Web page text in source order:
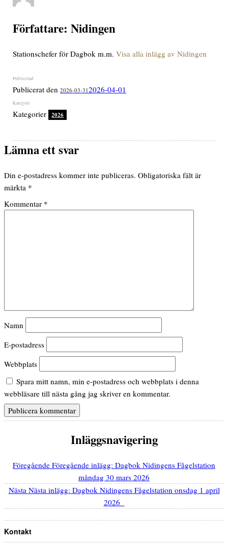
Författare: Nidingen
Stationschefer för Dagbok m.m.Visa alla inlägg av Nidingen
Publicerat den2026-03-312026-04-01
Kategorier 2026
Lämna ett svar
Din e-postadress kommer inte publiceras. Obligatoriska fält är
märkta *
Kommentar *
Namn
E-postadress
Webbplats
Spara mitt namn, min e-postadress och webbplats i denna
webbläsare till nästa gång jag skriver en kommentar.
Inläggsnavigering
Föregående Föregående inlägg: Dagbok Nidingens Fågelstation
måndag 30 mars 2026
Nästa Nästa inlägg: Dagbok Nidingens Fågelstation onsdag 1 april
2026
Kontakt